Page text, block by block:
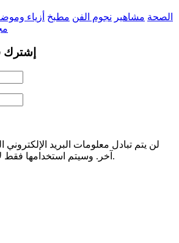
الصحة مشاهير نجوم الفن مطبخ أزياء
إشترك
لن يتم تبادل معلومات البريد
آخر. وسيتم استخدامها فقط لإرسال آخر الأخبار لدينا.